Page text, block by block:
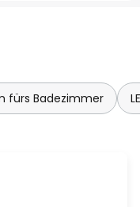
fürs Badezimmer